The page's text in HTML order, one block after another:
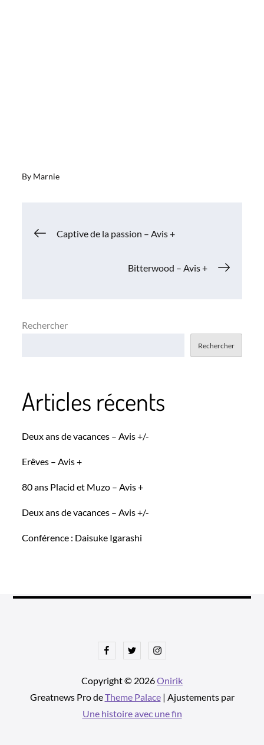
By Marnie
Navigation
Captive de la passion – Avis +
Bitterwood – Avis +
Rechercher
Rechercher
Articles récents
Deux ans de vacances – Avis +/-
Erêves – Avis +
80 ans Placid et Muzo – Avis +
Deux ans de vacances – Avis +/-
Conférence : Daisuke Igarashi
FacebookTwitterInstagram
Copyright © 2026Onirik
Greatnews Pro deTheme Palace| Ajustements par
Une histoire avec une fin